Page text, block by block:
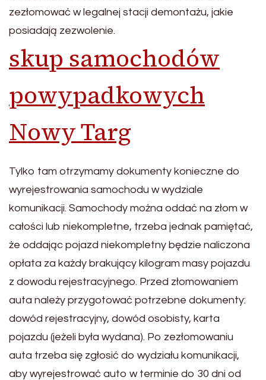
zezłomować w legalnej stacji demontażu, jakie
posiadają zezwolenie.
skup samochodów
powypadkowych
Nowy Targ
Tylko tam otrzymamy dokumenty konieczne do
wyrejestrowania samochodu w wydziale
komunikacji. Samochody można oddać na złom w
całości lub niekompletne, trzeba jednak pamiętać,
że oddając pojazd niekompletny będzie naliczona
opłata za każdy brakujący kilogram masy pojazdu
z dowodu rejestracyjnego. Przed złomowaniem
auta należy przygotować potrzebne dokumenty:
dowód rejestracyjny, dowód osobisty, karta
pojazdu (jeżeli była wydana). Po zezłomowaniu
auta trzeba się zgłosić do wydziału komunikacji,
aby wyrejestrować auto w terminie do 30 dni od